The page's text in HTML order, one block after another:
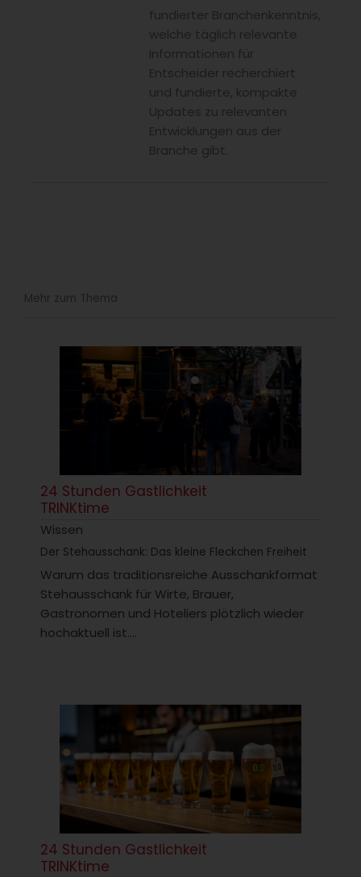
fundierter Branchenkenntnis,
welche täglich relevante
Informationen für
Entscheider recherchiert
und fundierte, kompakte
Updates zu relevanten
Entwicklungen aus der
Branche gibt.
Mehr zum Thema
24 Stunden Gastlichkeit
TRINKtime
Wissen
Der Stehausschank: Das kleine Fleckchen Freiheit
Warum das traditionsreiche Ausschankformat
Stehausschank für Wirte, Brauer,
Gastronomen und Hoteliers plötzlich wieder
hochaktuell ist....
24 Stunden Gastlichkeit
TRINKtime